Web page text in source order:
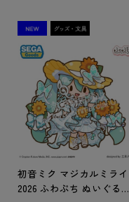
初音ミク マジカルミライ
2026 ふわぷち ぬいぐるみ